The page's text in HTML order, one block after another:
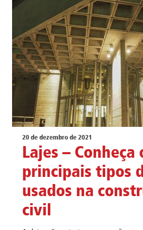
20 de dezembro de 2021
Lajes – Conheça
principais tipos
usados na
civil